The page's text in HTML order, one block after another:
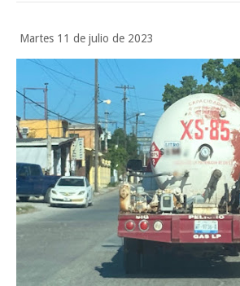
Impulsa UAT prácticas de economía
Martes 11 de julio de 2023